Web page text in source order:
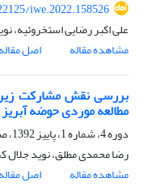
iwe.2022.158526
علی اکبر رضایی استخروئیه،
مشاهده مقاله
اصل مقاله
بررسی نقش مشارکت
مطالعه موردی حوضه
دوره 4، شماره 1، پاییز 1392، صفحه
رضا محمدی مطلق، نوید جلال
مشاهده مقاله
اصل مقاله